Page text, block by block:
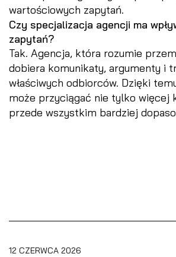
wartościowych zapytań.
Czy specjalizacja agencji ma
zapytań?
Tak. Agencja, która rozumie
dobiera komunikaty, argumenty i
właściwych odbiorców. Dzięki
może przyciągać nie tylko więcej
przede wszystkim bardziej
12 CZERWCA 2026